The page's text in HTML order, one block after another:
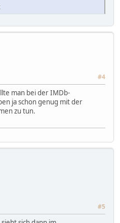
#4
man bei der IMDb-
ja schon genug mit der
zu tun.
#5